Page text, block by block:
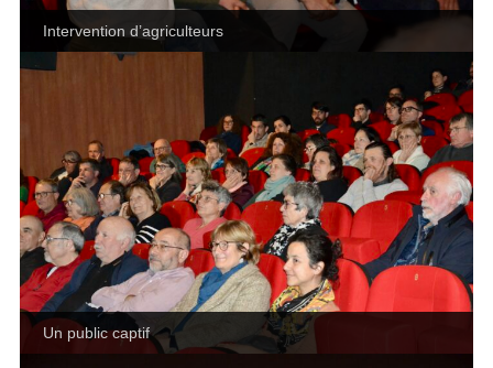
Intervention d’agriculteurs
Un public captif